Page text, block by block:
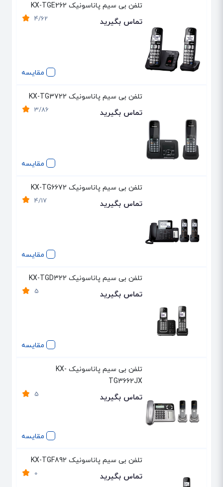
مقایسه
تلفن بی سیم پاناسونیک KX-TGE262
4/62 تماس بگیرید
مقایسه
تلفن بی سیم پاناسونیک KX-TG3722
3/86 تماس بگیرید
مقایسه
تلفن بی سیم پاناسونیک KX-TG6672
4/17 تماس بگیرید
مقایسه
تلفن بی سیم پاناسونیک KX-TGD322
5 تماس بگیرید
مقایسه
تلفن بی سیم پاناسونیک KX-
TG3662JX
5 تماس بگیرید
تلفن بی سیم پاناسونیک KX-TGF892
0 تماس بگیرید